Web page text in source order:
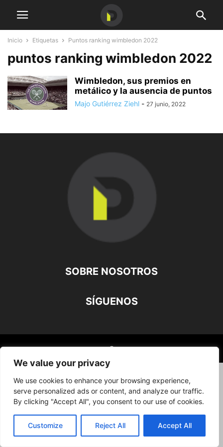
We value your privacy
We use cookies to enhance your browsing experience,
serve personalized ads or content, and analyze our traffic.
By clicking "Accept All", you consent to our use of cookies.
Customize Reject All Accept All
Inicio Etiquetas Puntos ranking wimbledon 2022
puntos ranking wimbledon 2022
Wimbledon, sus premios en
metálico y la ausencia de puntos
Majo Gutiérrez Ziehl - 27 junio, 2022
SOBRE NOSOTROS
SÍGUENOS
©